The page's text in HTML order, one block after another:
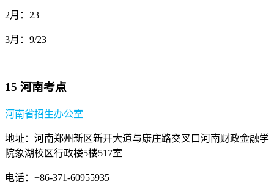
2月：23
3月：9/23
15 河南考点
河南省招生办公室
地址：河南郑州新区新开大道与康庄路交叉口河南财政金融学
院象湖校区行政楼5楼517室
电话：+86-371-60955935